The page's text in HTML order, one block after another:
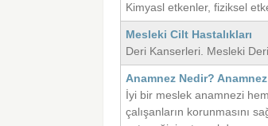
Kimyasl etkenler, fiziksel
Mesleki Cilt Hastalıkları
Deri Kanserleri. Mesleki
Anamnez Nedir?
İyi bir meslek anamnezi
çalışanların korunmasını